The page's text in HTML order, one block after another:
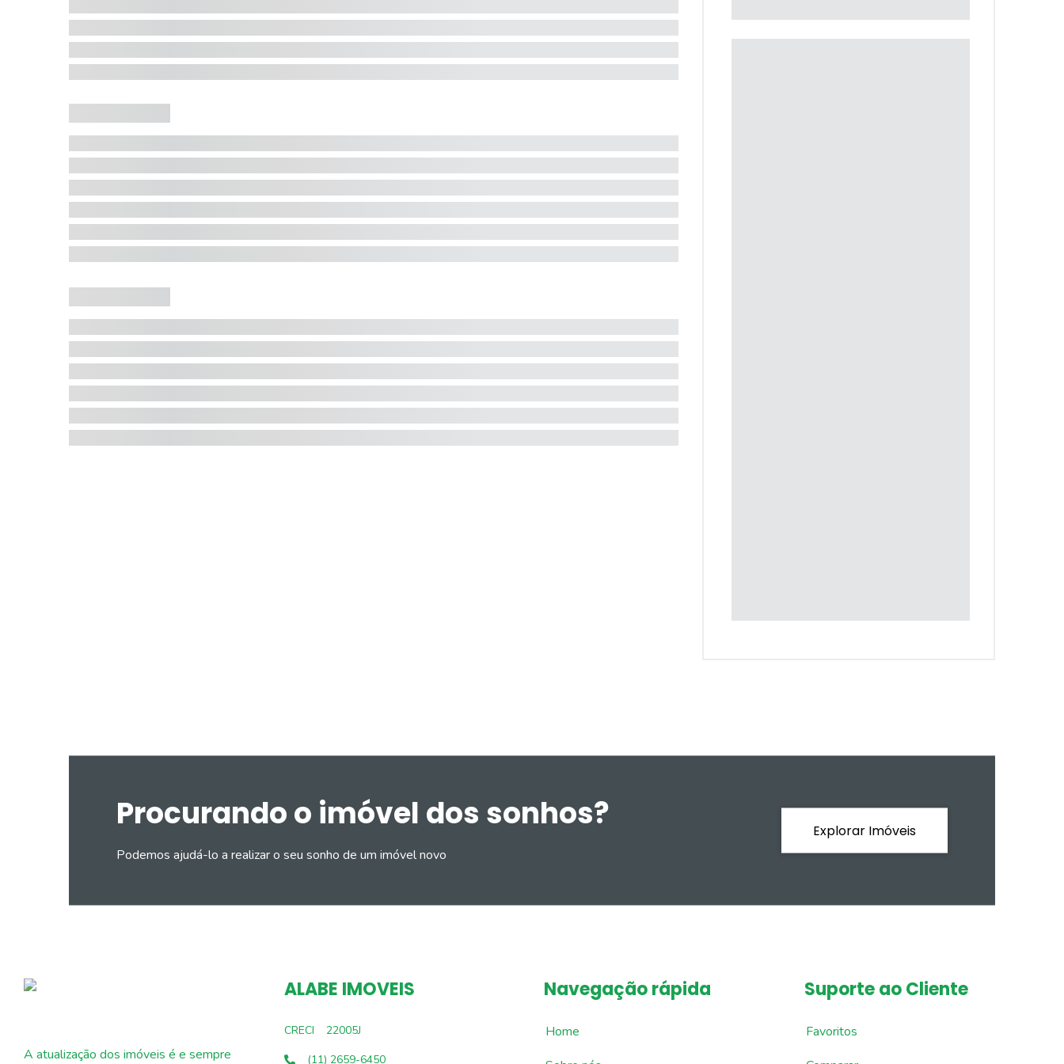
Procurando o imóvel dos sonhos?
Podemos ajudá-lo a realizar o seu sonho de um imóvel novo
Explorar Imóveis
A atualização dos imóveis é e sempre
ALABE IMOVEIS
CRECI
22005J
(11) 2659-6450
Navegação rápida
Home
Suporte ao Cliente
Favoritos